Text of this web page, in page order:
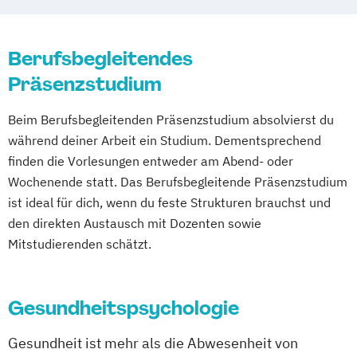
Berufsbegleitendes
Präsenzstudium
Beim Berufsbegleitenden Präsenzstudium absolvierst du
während deiner Arbeit ein Studium. Dementsprechend
finden die Vorlesungen entweder am Abend- oder
Wochenende statt. Das Berufsbegleitende Präsenzstudium
ist ideal für dich, wenn du feste Strukturen brauchst und
den direkten Austausch mit Dozenten sowie
Mitstudierenden schätzt.
Gesundheitspsychologie
Gesundheit ist mehr als die Abwesenheit von